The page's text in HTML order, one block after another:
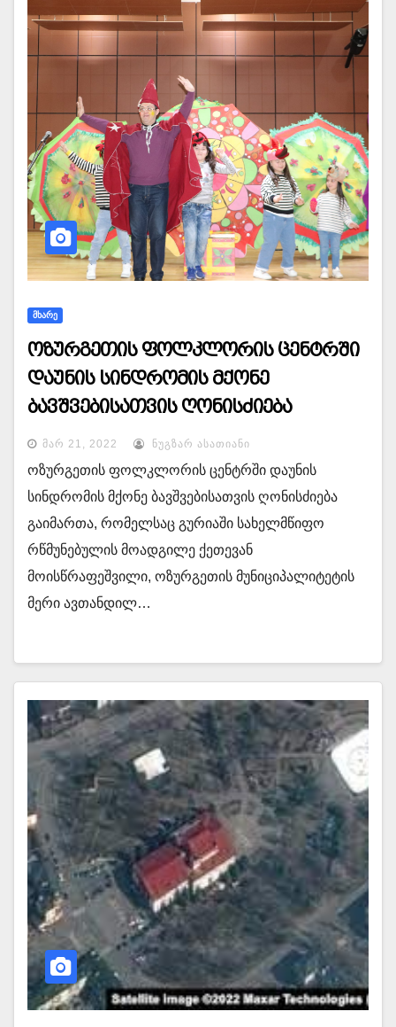
ᲛᲮᲐᲠᲔ
ოზურგეთის ფოლკლორის ცენტრში
დაუნის სინდრომის მქონე
ბავშვებისათვის ღონისძიება
გაიმართა
ᲛᲐᲠ 21, 2022 ᲜᲣᲒᲖᲐᲠ ᲐᲡᲐᲗᲘᲐᲜᲘ
ოზურგეთის ფოლკლორის ცენტრში დაუნის
სინდრომის მქონე ბავშვებისათვის ღონისძიება
გაიმართა, რომელსაც გურიაში სახელმწიფო
რწმუნებულის მოადგილე ქეთევან
მოისწრაფეშვილი, ოზურგეთის მუნიციპალიტეტის
მერი ავთანდილ…